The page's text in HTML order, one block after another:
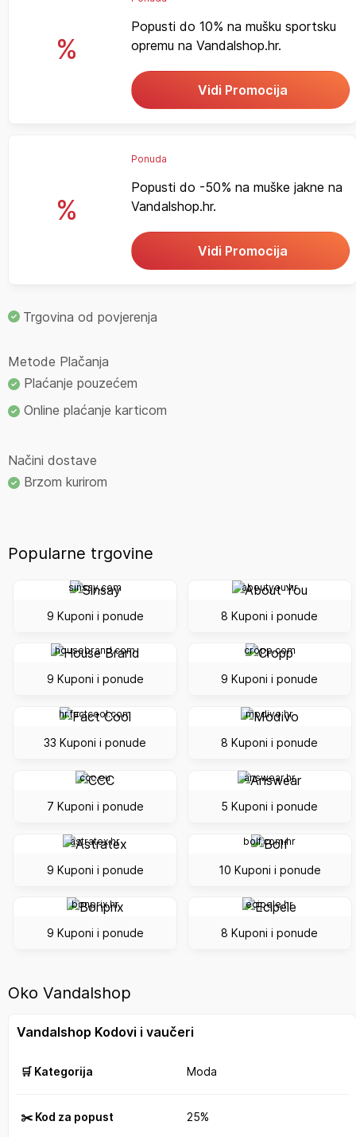
%
Popusti do 10% na mušku sportsku
opremu na Vandalshop.hr.
Vidi Promocija
%
Ponuda
Popusti do -50% na muške jakne na
Vandalshop.hr.
Vidi Promocija
Trgovina od povjerenja
Metode Plačanja
Plaćanje pouzećem
Online plaćanje karticom
Načini dostave
Brzom kurirom
Popularne trgovine
sinsay.com
9 Kuponi i ponude
aboutyou.hr
8 Kuponi i ponude
housebrand.com
9 Kuponi i ponude
cropp.com
9 Kuponi i ponude
hr.factcool.com
33 Kuponi i ponude
modivo.hr
8 Kuponi i ponude
ccc.eu
7 Kuponi i ponude
answear.hr
5 Kuponi i ponude
astratex.hr
9 Kuponi i ponude
bolf.com.hr
10 Kuponi i ponude
bonprix.hr
9 Kuponi i ponude
ecipele.hr
8 Kuponi i ponude
Oko Vandalshop
Vandalshop Kodovi i vaučeri
🛒 Kategorija Moda
✂️ Kod za popust 25%